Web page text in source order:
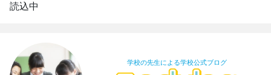
読込中
学校の先生による学校公式ブログ